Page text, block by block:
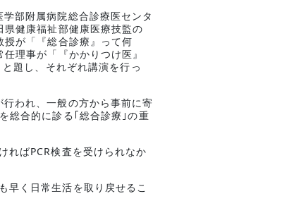
部附属病院総合診療医センタ
健康福祉部健康医療技監の
が「『総合診療』って何
理事が「『かかりつけ医』
題し、それぞれ講演を行っ
われ、一般の方から事前に寄
総合的に診る｢総合診療｣の重
ればPCR検査を受けられなか
早く日常生活を取り戻せるこ